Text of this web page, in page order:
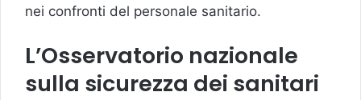
nei confronti del personale sanitario.
L’Osservatorio nazionale
sulla sicurezza dei sanitari